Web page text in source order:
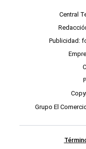
Central
Publicidad:
Grupo El